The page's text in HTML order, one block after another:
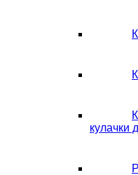
кулачки